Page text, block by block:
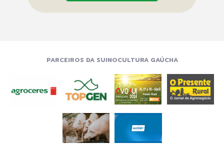
PARCEIROS DA SUINOCULTURA GAÚCHA